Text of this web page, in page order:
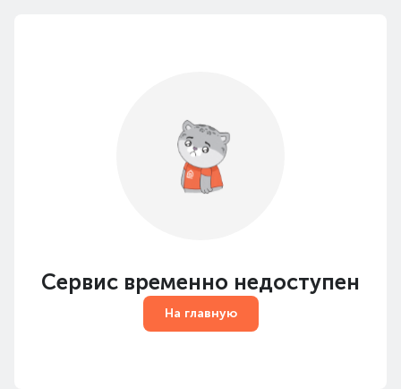
Сервис временно недоступен
На главную